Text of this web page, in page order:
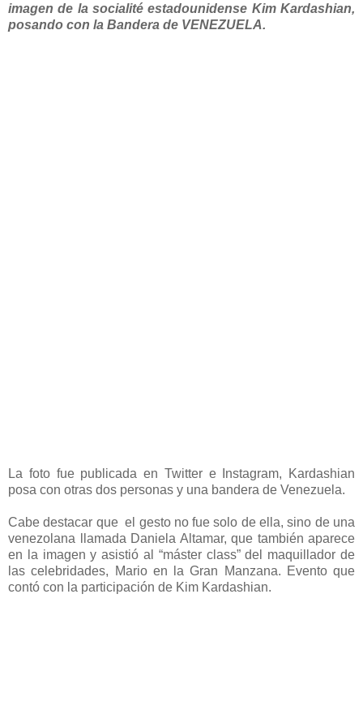
imagen de la socialité estadounidense Kim Kardashian,
posando con la Bandera de VENEZUELA.
La foto fue publicada en Twitter e Instagram, Kardashian
posa con otras dos personas y una bandera de Venezuela.
Cabe destacar que el gesto no fue solo de ella, sino de una
venezolana llamada Daniela Altamar, que también aparece
en la imagen y asistió al “máster class” del maquillador de
las celebridades, Mario en la Gran Manzana. Evento que
contó con la participación de Kim Kardashian.